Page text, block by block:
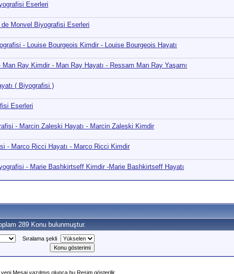
Eserleri
Monvel Biyografisi Eserleri
- Louise Bourgeois Kimdir - Louise Bourgeois Hayatı
Ray Kimdir - Man Ray Hayatı - Ressam Man Ray Yaşamı
( Biyografisi )
Eserleri
- Marcin Zaleski Hayatı - Marcin Zaleski Kimdir
- Marco Ricci Hayatı - Marco Ricci Kimdir
- Marie Bashkirtseff Kimdir -Marie Bashkirtseff Hayatı
289 Konu bulunmuştur.
Sıralama şekli
yeni Mesaj yazılmış olunca bu Resim gösterilir